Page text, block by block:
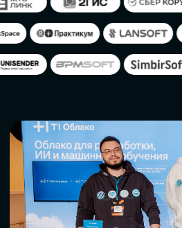
ОСТАВИТЬ
ЗАЯВКУ
СТАТЬ ПАРТНЕРОМ
СКАЧАТЬ ПРОГРАММУ
СТАТЬ СПИКЕРОМ
Оставьте заявку, наши менеджеры